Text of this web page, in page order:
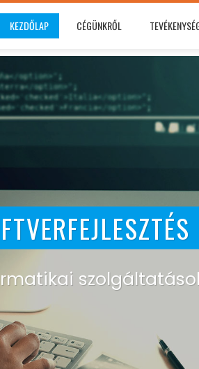
KEZDŐLAP CÉGÜNKRŐL
WEBHOSTING